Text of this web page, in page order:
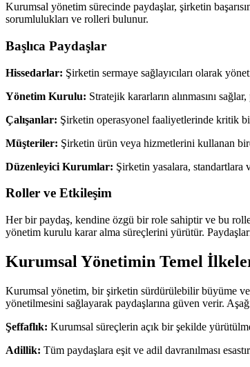
Kurumsal yönetim sürecinde paydaşlar, şirketin
sorumlulukları ve rolleri bulunur.
Başlıca Paydaşlar
Hissedarlar: Şirketin sermaye sağlayıcıları olarak
Yönetim Kurulu: Stratejik kararların alınmasını
Çalışanlar: Şirketin operasyonel faaliyetlerinde kritik
Müşteriler: Şirketin ürün veya hizmetlerini kullanan
Düzenleyici Kurumlar: Şirketin yasalara, standartlara
Roller ve Etkileşim
Her bir paydaş, kendine özgü bir role sahiptir ve bu
yönetim kurulu karar alma süreçlerini yürütür.
Kurumsal Yönetimin Temel
Kurumsal yönetim, bir şirketin sürdürülebilir büyüme
yönetilmesini sağlayarak paydaşlarına güven verir.
Şeffaflık: Kurumsal süreçlerin açık bir şekilde
Adillik: Tüm paydaşlara eşit ve adil davranılması